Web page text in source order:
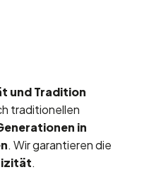
und Tradition
traditionellen
in
. Wir garantieren die
.